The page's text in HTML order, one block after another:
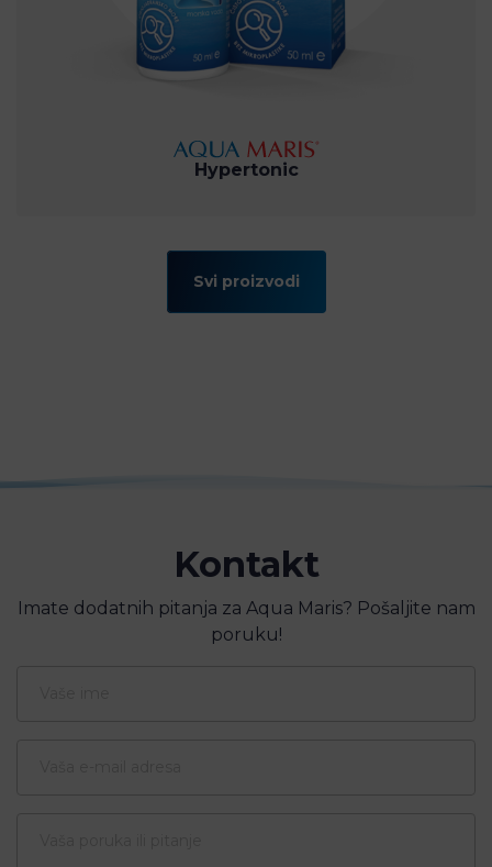
Hypertonic
Svi proizvodi
Kontakt
Imate dodatnih pitanja za Aqua Maris? Pošaljite nam
poruku!